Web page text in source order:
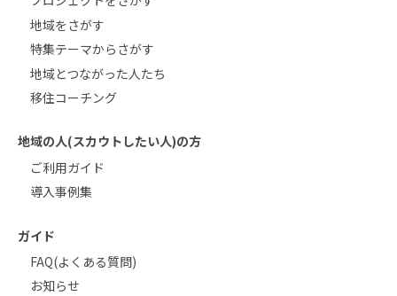
地域をさがす
特集テーマからさがす
地域とつながった人たち
移住コーチング
地域の人(スカウトしたい人)の方
ご利用ガイド
導入事例集
ガイド
FAQ(よくある質問)
お知らせ